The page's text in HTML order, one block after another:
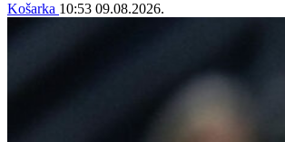
Košarka 10:53 09.08.2026.